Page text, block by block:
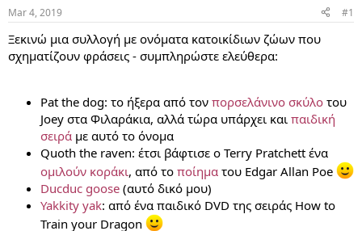
t
a
t
t
e
Mar 4, 2019 #1
Ξεκινώ μια συλλογή με ονόματα κατοικίδιων ζώων που
σχηματίζουν φράσεις - συμπληρώστε ελεύθερα:
Pat the dog: το ήξερα από τον πορσελάνινο σκύλο του
Joey στα Φιλαράκια, αλλά τώρα υπάρχει και παιδική
σειρά με αυτό το όνομα
Quoth the raven: έτσι βάφτισε ο Terry Pratchett ένα
ομιλούν κοράκι, από το ποίημα του Edgar Allan Poe
Ducduc goose (αυτό δικό μου)
Yakkity yak: από ένα παιδικό DVD της σειράς How to
Train your Dragon